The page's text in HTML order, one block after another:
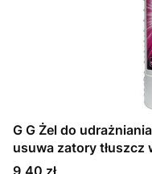
G G Żel do
usuwa zatory tłuszcz
Cena
9,40 zł